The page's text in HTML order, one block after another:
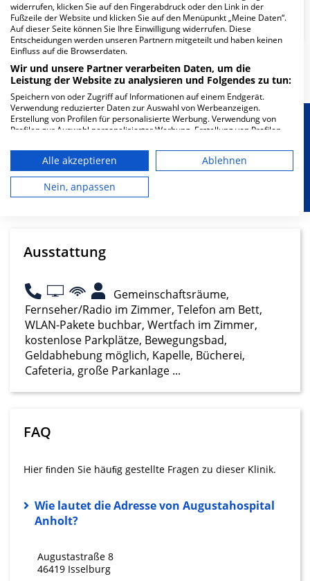
Neurologie
Mehr Informationen
Besondere Merkmale
Berücksichtigung von besonderem
Ernährungsbedarf
Ausstattung
Gemeinschaftsräume,
Fernseher/Radio im Zimmer, Telefon am Bett,
WLAN-Pakete buchbar, Wertfach im Zimmer,
kostenlose Parkplätze, Bewegungsbad,
Geldabhebung möglich, Kapelle, Bücherei,
Cafeteria, große Parkanlage ...
FAQ
Hier ﬁnden Sie häuﬁg gestellte Fragen zu dieser Klinik.
Wie lautet die Adresse von Augustahospital
Anholt?
Augustastraße 8
46419 Isselburg
widerrufen, klicken Sie auf den Fingerabdruck oder den Link in der
Fußzeile der Website und klicken Sie auf den Menüpunkt „Meine Daten“.
Auf dieser Seite können Sie Ihre Einwilligung widerrufen. Diese
Entscheidungen werden unseren Partnern mitgeteilt und haben keinen
Einfluss auf die Browserdaten.
Wir und unsere Partner verarbeiten Daten, um die
Leistung der Website zu analysieren und Folgendes zu tun:
Speichern von oder Zugriff auf Informationen auf einem Endgerät.
Verwendung reduzierter Daten zur Auswahl von Werbeanzeigen.
Erstellung von Profilen für personalisierte Werbung. Verwendung von
Profilen zur Auswahl personalisierter Werbung. Erstellung von Profilen
personalisierter Inhalte. Messung der Werbeleistung. Messung der
Performance von Inhalten. Analyse von Zielgruppen durch Statistiken
oder Kombinationen von Daten aus verschiedenen Quellen. Entwicklung
und Verbesserung der Angebote. Verwendung reduzierter Daten zur
Auswahl von Inhalten.
Website/App.
Partnerliste anzeigen (1 IAB-Anbieter)
Wir nutzen Ihre Daten für folgende Zwecke:
IAB-Verarbeitungszwecke:
Speichern von oder Zugriff auf
Informationen auf einem Endgerät
Verwendung reduzierter Daten zur Auswahl
von Werbeanzeigen
Verwendung von Profilen zur Auswahl
Verwendung von Profilen zur Auswahl
Messung der Werbeleistung
Alle akzeptieren
Ablehnen
Nein, anpassen